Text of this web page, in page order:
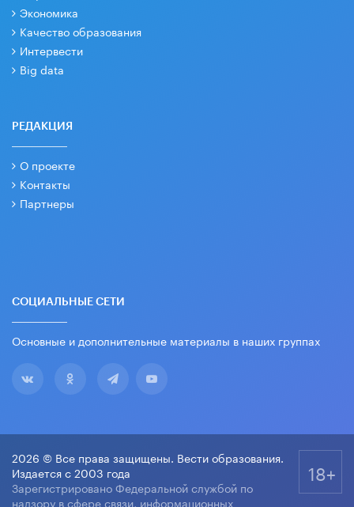
Экономика
Качество образования
Интервести
Big data
РЕДАКЦИЯ
О проекте
Контакты
Партнеры
СОЦИАЛЬНЫЕ СЕТИ
Основные и дополнительные материалы в наших группах
2026 © Все права защищены. Вести образования.
Издается с 2003 года
Зарегистрировано Федеральной службой по
надзору в сфере связи, информационных
18+